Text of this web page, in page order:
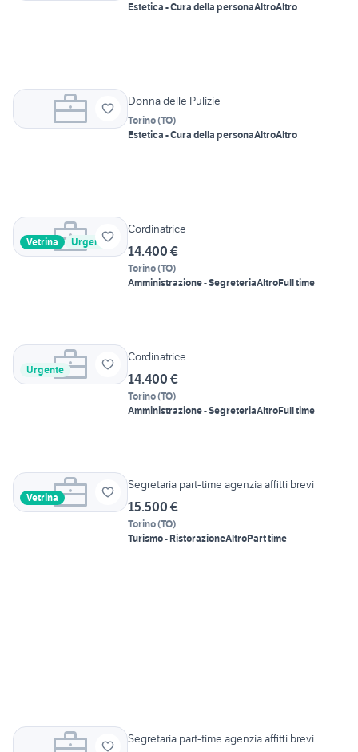
Estetica - Cura della personaAltroAltro
Donna delle Pulizie
Torino(TO)
Estetica - Cura della personaAltroAltro
Vetrina Urgente
Cordinatrice
14.400 €
Torino(TO)
Amministrazione - SegreteriaAltroFull time
Urgente
Cordinatrice
14.400 €
Torino(TO)
Amministrazione - SegreteriaAltroFull time
Vetrina
Segretaria part-time agenzia affitti brevi
15.500 €
Torino(TO)
Turismo - RistorazioneAltroPart time
Segretaria part-time agenzia affitti brevi